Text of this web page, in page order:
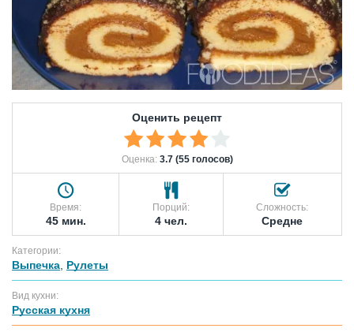
Оценить рецепт
Оценка: 3.7 (55 голосов)
Время:
45 мин.
Порций:
4 чел.
Сложность:
Средне
Категории:
Выпечка Рулеты
Вид кухни:
Русская кухня